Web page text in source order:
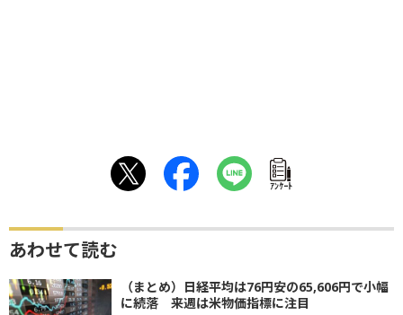
ｱﾝｹｰﾄ
あわせて読む
（まとめ）日経平均は76円安の65,606円で小幅
に続落 来週は米物価指標に注目